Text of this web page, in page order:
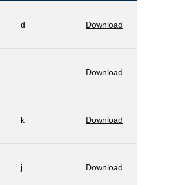
d Download
Download
k Download
j Download